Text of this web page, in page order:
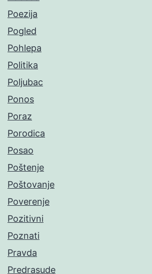
Poezija
Pogled
Pohlepa
Politika
Poljubac
Ponos
Poraz
Porodica
Posao
Poštenje
Poštovanje
Poverenje
Pozitivni
Poznati
Pravda
Predrasude